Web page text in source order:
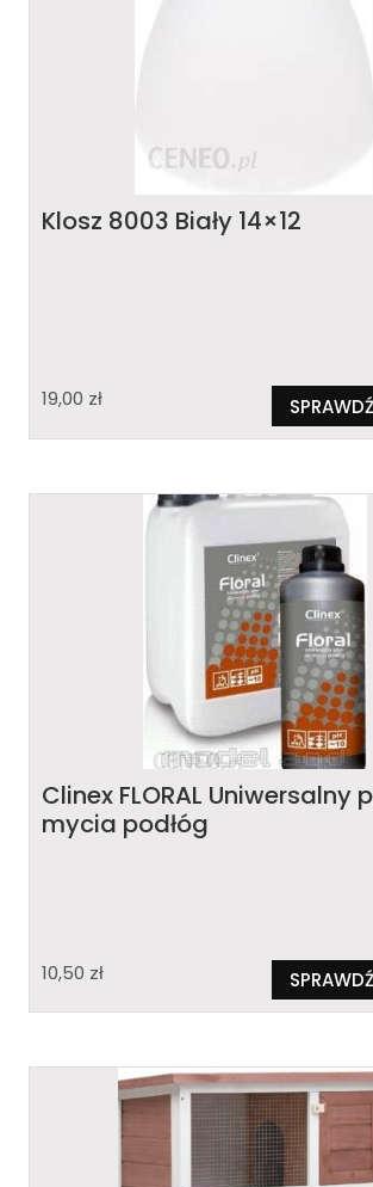
Klosz 8003 Biały 14×12
19,00 zł SPRAWDŹ
Clinex FLORAL Uniwersalny
mycia podłóg
10,50 zł SPRAWDŹ